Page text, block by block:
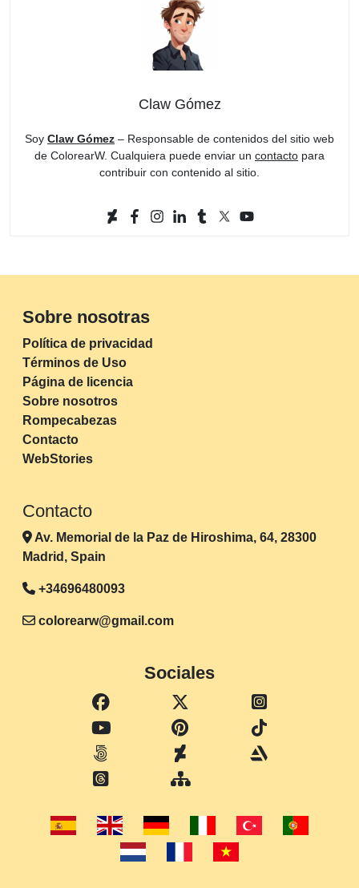
Claw Gómez
Soy Claw Gómez – Responsable de contenidos del sitio web
de ColorearW. Cualquiera puede enviar un contacto para
contribuir con contenido al sitio.
Sobre nosotras
Política de privacidad
Términos de Uso
Página de licencia
Sobre nosotros
Rompecabezas
Contacto
WebStories
Contacto
Av. Memorial de la Paz de Hiroshima, 64, 28300
Madrid, Spain
+34696480093
colorearw@gmail.com
Sociales